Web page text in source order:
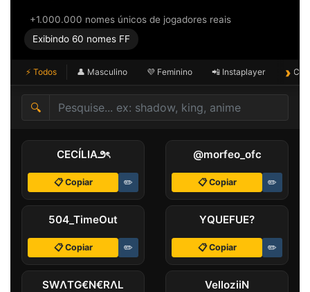
+1.000.000 nomes únicos de jogadores reais
Exibindo 60 nomes FF
⚡ Todos 👤 Masculino 💜 Feminino 📲 Instaplayer ✨
›
🔍
CECÍLIАㅤ౨ৎ
📋 Copiar ✏️
@morfeo_ofcㅤ
📋 Copiar ✏️
504_TimeOut
📋 Copiar ✏️
ㅤYㅤQUEㅤFUE?
📋 Copiar ✏️
SWΛTㅤG€N€RΛL VelloziiN